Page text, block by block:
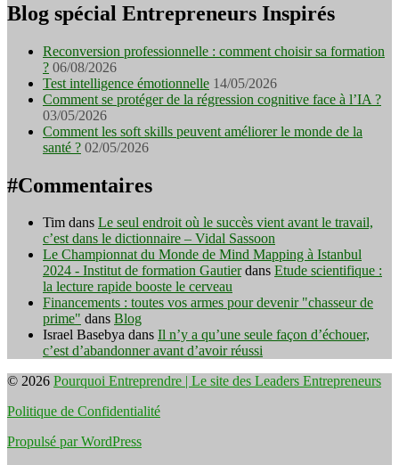
Blog spécial Entrepreneurs Inspirés
Reconversion professionnelle : comment choisir sa formation
? 06/08/2026
Test intelligence émotionnelle 14/05/2026
Comment se protéger de la régression cognitive face à l’IA ?
03/05/2026
Comment les soft skills peuvent améliorer le monde de la
santé ? 02/05/2026
#Commentaires
Tim dans Le seul endroit où le succès vient avant le travail,
c’est dans le dictionnaire – Vidal Sassoon
Le Championnat du Monde de Mind Mapping à Istanbul
2024 - Institut de formation Gautierdans Etude scientifique :
la lecture rapide booste le cerveau
Financements : toutes vos armes pour devenir "chasseur de
prime" dans Blog
Israel Basebya dans Il n’y a qu’une seule façon d’échouer,
c’est d’abandonner avant d’avoir réussi
© 2026 Pourquoi Entreprendre | Le site des Leaders Entrepreneurs
Politique de Confidentialité
Propulsé par WordPress